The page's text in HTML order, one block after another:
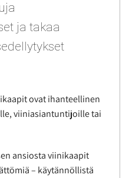
ja takaa
ovat ihanteellinen
viiniasiantuntijoille tai
ansiosta viinikaapit
– käytännöllistä